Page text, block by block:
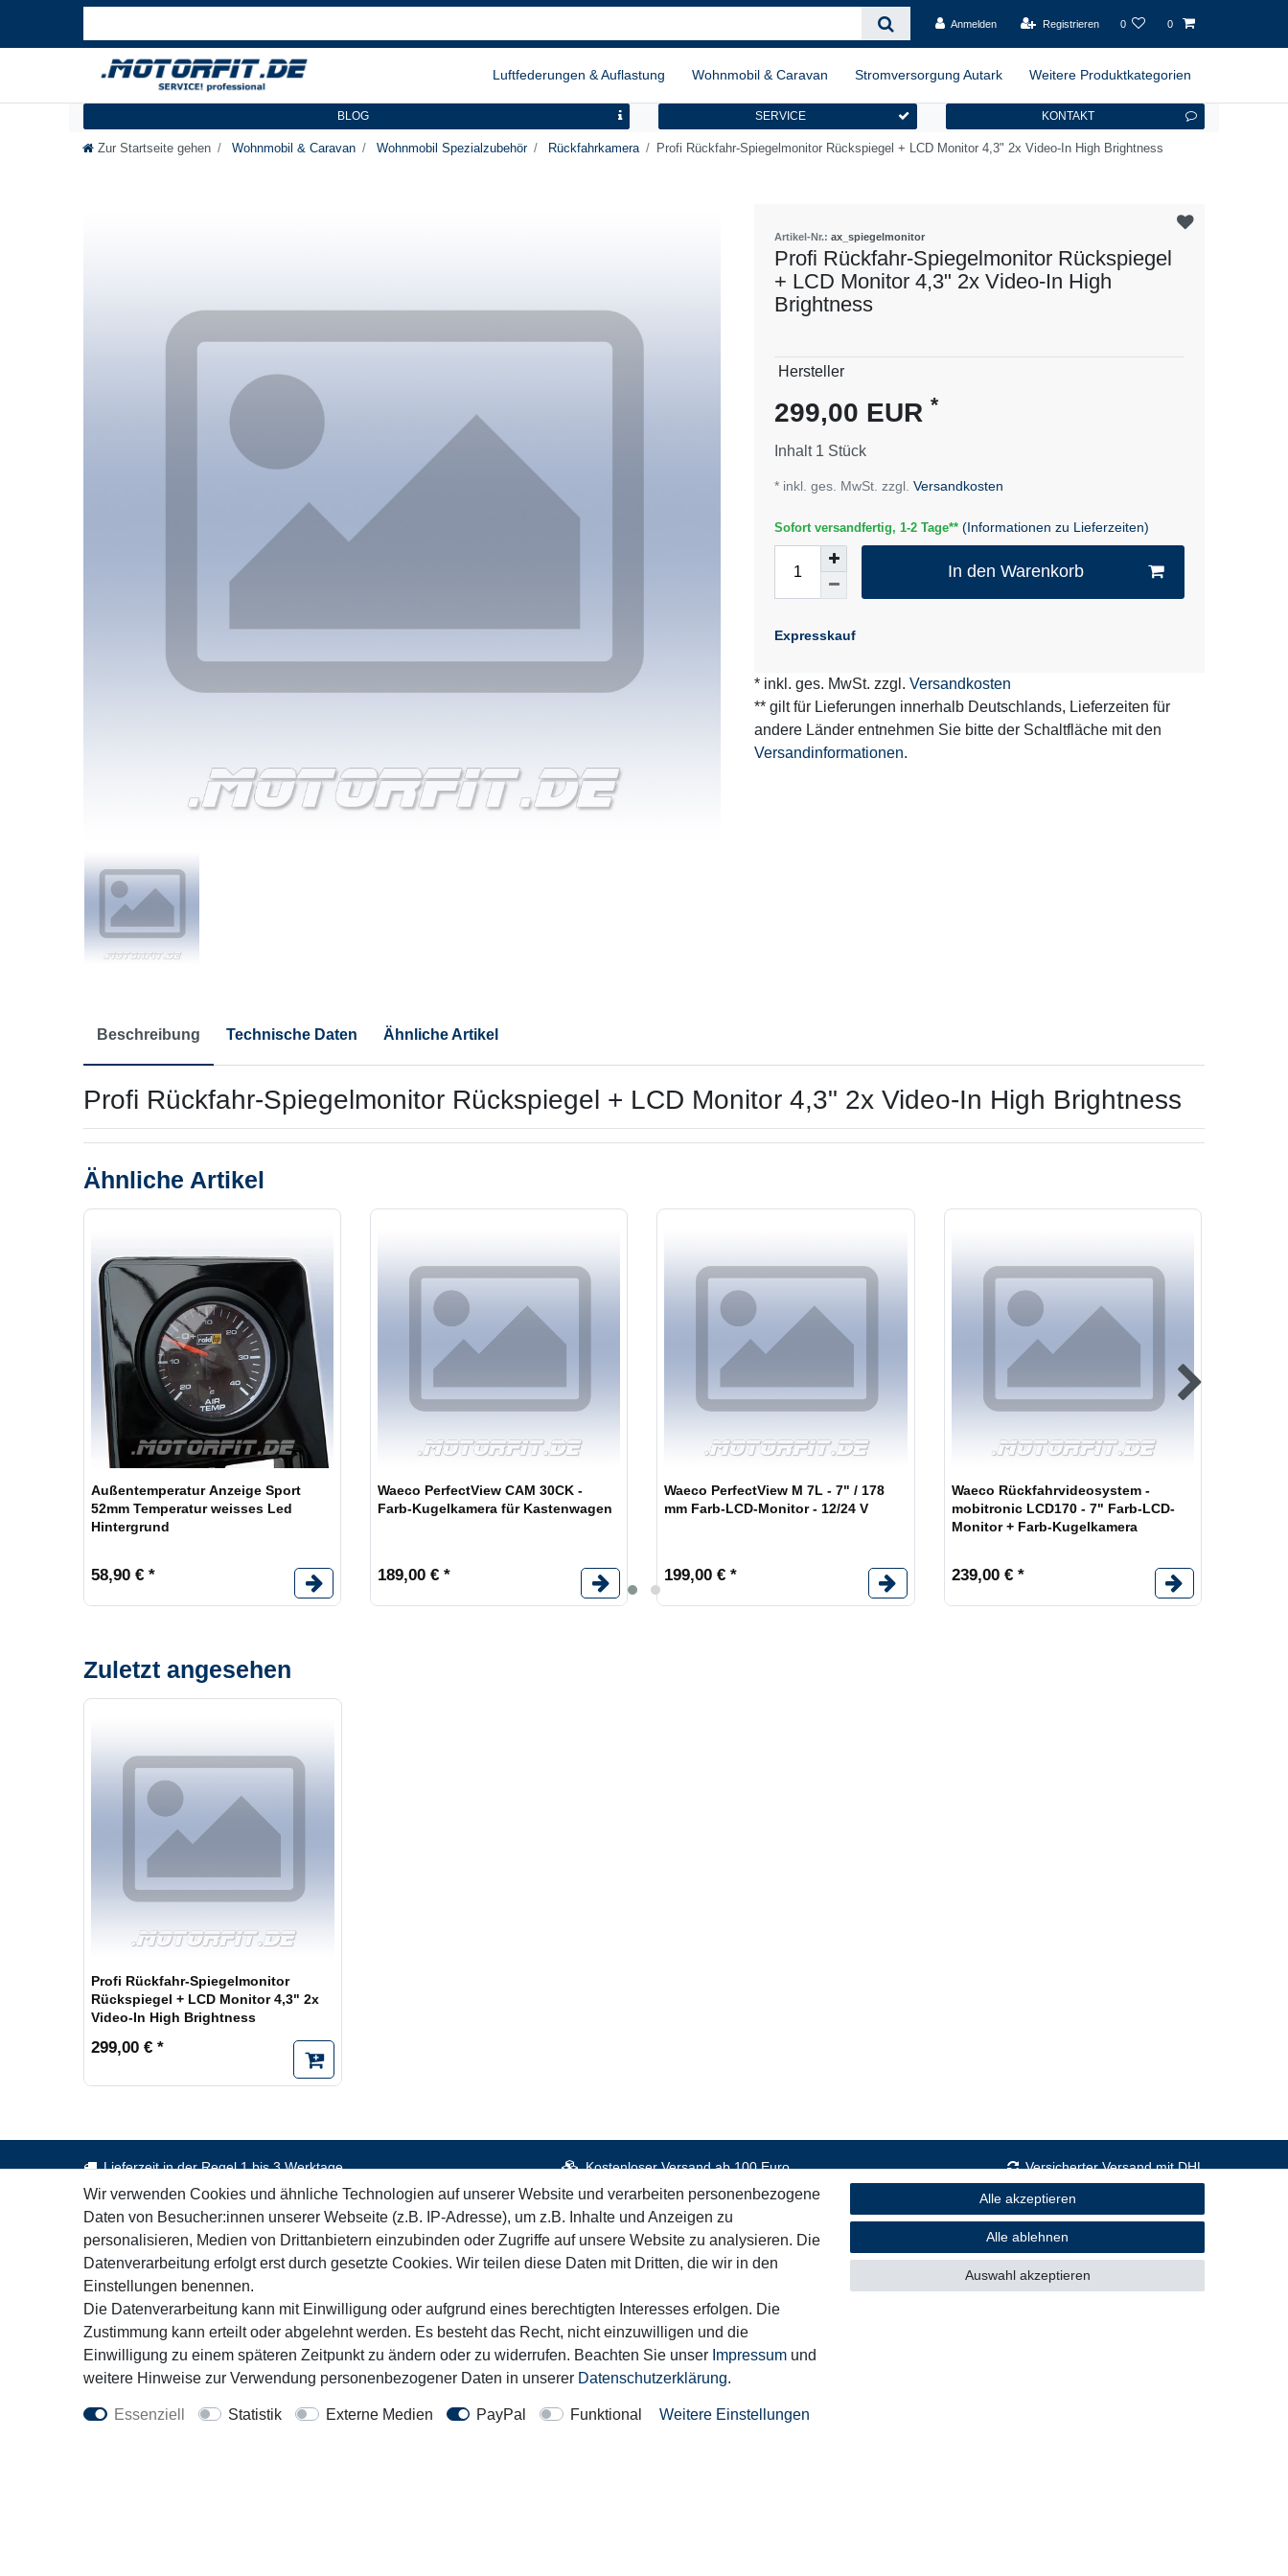
Anmelden Registrieren 0 0
Luftfederungen & Auflastung Wohnmobil & Caravan Stromversorgung Autark Weitere Produktkategorien
BLOG SERVICE KONTAKT
Zur Startseite gehen Wohnmobil & Caravan Wohnmobil Spezialzubehör Rückfahrkamera Profi Rückfahr-Spiegelmonitor Rückspiegel + LCD Monitor 4,3" 2x Video-In High Brightness
Artikel-Nr.: ax_spiegelmonitor
Profi Rückfahr-Spiegelmonitor Rückspiegel
+ LCD Monitor 4,3" 2x Video-In High
Brightness
Technisches
Wert
Hersteller
299,00 EUR *
Inhalt 1 Stück
* inkl. ges. MwSt. zzgl. Versandkosten
Sofort versandfertig, 1-2 Tage** (Informationen zu Lieferzeiten)
In den Warenkorb
Expresskauf
* inkl. ges. MwSt. zzgl. Versandkosten
** gilt für Lieferungen innerhalb Deutschlands, Lieferzeiten für
andere Länder entnehmen Sie bitte der Schaltfläche mit den
Versandinformationen.
Beschreibung Technische Daten Ähnliche Artikel
Profi Rückfahr-Spiegelmonitor Rückspiegel + LCD Monitor 4,3" 2x Video-In High Brightness
Ähnliche Artikel
Außentemperatur Anzeige Sport
52mm Temperatur weisses Led
Hintergrund
58,90 € *
Waeco PerfectView CAM 30CK -
Farb-Kugelkamera für Kastenwagen
189,00 € *
Waeco PerfectView M 7L - 7" / 178
mm Farb-LCD-Monitor - 12/24 V
199,00 € *
Waeco Rückfahrvideosystem -
mobitronic LCD170 - 7" Farb-LCD-
Monitor + Farb-Kugelkamera
239,00 € *
Zuletzt angesehen
Profi Rückfahr-Spiegelmonitor
Rückspiegel + LCD Monitor 4,3" 2x
Video-In High Brightness
299,00 € *
Lieferzeit in der Regel 1 bis 3 Werktage Kostenloser Versand ab 100 Euro Versicherter Versand mit DHL
Kontakt
+49 451 3071162
Mo. - Fr. 9:30 - 16:00 Uhr
info@motorfit.de
Kontaktformular
Rechtliches
AGB
Impressum
Wiederrufsrecht
Datenschutzerklärung
Vertrag widerrufen Kontakt
Informationen
Service
Zahlung & Versand
Sicher einkaufen
Wir verwenden Cookies und ähnliche Technologien auf unserer Website und verarbeiten personenbezogene
Daten von Besucher:innen unserer Webseite (z.B. IP-Adresse), um z.B. Inhalte und Anzeigen zu
personalisieren, Medien von Drittanbietern einzubinden oder Zugriffe auf unsere Website zu analysieren. Die
Datenverarbeitung erfolgt erst durch gesetzte Cookies. Wir teilen diese Daten mit Dritten, die wir in den
Einstellungen benennen.
Die Datenverarbeitung kann mit Einwilligung oder aufgrund eines berechtigten Interesses erfolgen. Die
Zustimmung kann erteilt oder abgelehnt werden. Es besteht das Recht, nicht einzuwilligen und die
Einwilligung zu einem späteren Zeitpunkt zu ändern oder zu widerrufen. Beachten Sie unser Impressum und
weitere Hinweise zur Verwendung personenbezogener Daten in unserer Daten­schutz­erklärung.
Essenziell Statistik Externe Medien PayPal Funktional Weitere Einstellungen
Alle akzeptieren
Alle ablehnen
Auswahl akzeptieren